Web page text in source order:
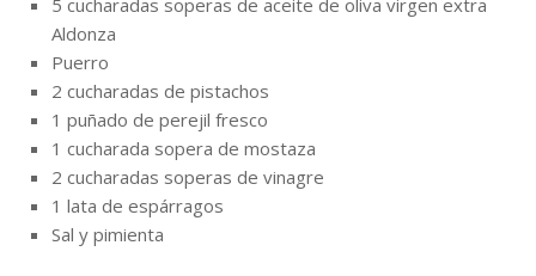
Aldonza
Puerro
2 cucharadas de pistachos
1 puñado de perejil fresco
1 cucharada sopera de mostaza
2 cucharadas soperas de vinagre
1 lata de espárragos
Sal y pimienta